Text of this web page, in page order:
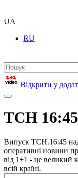
UA
RU
Відкрити у
ТСН 16:45
Випуск ТСН.16:45
оперативні новини
від 1+1 - це великий
всій країні.